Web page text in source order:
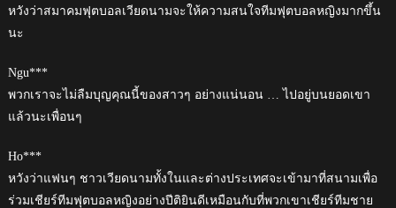
หวังว่าสมาคมฟุตบอลเวียดนามจะให้ความสนใจทีมฟุตบอลหญิงมากขึ้น
นะ
Ngu***
พวกเราจะไม่ลืมบุญคุณนี้ของสาวๆ อย่างแน่นอน … ไปอยู่บนยอดเขา
แล้วนะเพื่อนๆ
Ho***
หวังว่าแฟนๆ ชาวเวียดนามทั้งในและต่างประเทศจะเข้ามาที่สนามเพื่อ
ร่วมเชียร์ทีมฟุตบอลหญิงอย่างปีติยินดีเหมือนกับที่พวกเขาเชียร์ทีมชาย